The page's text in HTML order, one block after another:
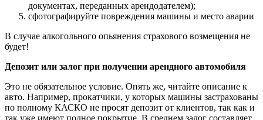
документах, переданных арендодателем);
сфотографируйте повреждения машины и место аварии
В случае алкогольного опьянения страхового возмещения не
будет!
Депозит или залог при получении арендного автомобиля
Это не обязательное условие. Опять же, читайте описание к
авто. Например, прокатчики, у которых машины застрахованы
по полному КАСКО не просят депозит от клиентов, так как и